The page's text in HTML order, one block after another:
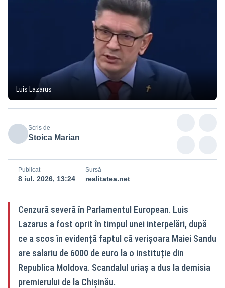
Luis Lazarus
Scris de
Stoica Marian
Publicat
8 iul. 2026, 13:24
Sursă
realitatea.net
Cenzură severă în Parlamentul European. Luis
Lazarus a fost oprit în timpul unei interpelări, după
ce a scos în evidență faptul că verișoara Maiei Sandu
are salariu de 6000 de euro la o instituție din
Republica Moldova. Scandalul uriaș a dus la demisia
premierului de la Chișinău.